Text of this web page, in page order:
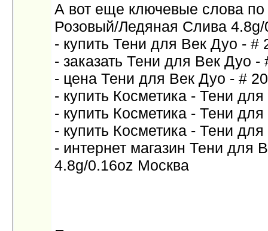
А вот еще ключевые слова
Розовый/Ледяная Слива 4.8g/
- купить Тени для Век Дуо -
- заказать Тени для Век Дуо
- цена Тени для Век Дуо - #
- купить Косметика - Тени
- купить Косметика - Тени для
- купить Косметика - Тени для
- интернет магазин Тени для
4.8g/0.16oz Москва